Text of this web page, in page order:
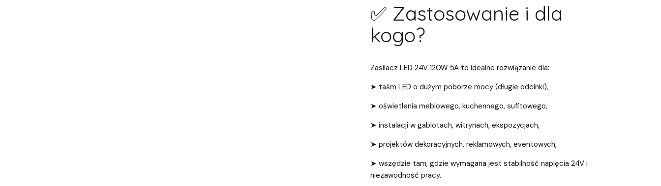
✅ Zastosowanie i dla
kogo?
Zasilacz LED 24V 120W 5A to idealne rozwiązanie dla:
➤ taśm LED o dużym poborze mocy (długie odcinki),
➤ oświetlenia meblowego, kuchennego, sufitowego,
➤ instalacji w gablotach, witrynach, ekspozycjach,
➤ projektów dekoracyjnych, reklamowych, eventowych,
➤ wszędzie tam, gdzie wymagana jest stabilność napięcia 24V i
niezawodność pracy.